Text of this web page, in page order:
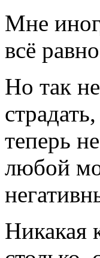
Мне
всё
Но так
теперь
любой
Никакая